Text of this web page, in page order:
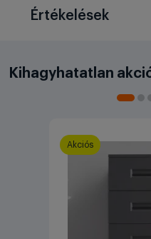
Értékelések
Kihagyhatatlan
Akciós